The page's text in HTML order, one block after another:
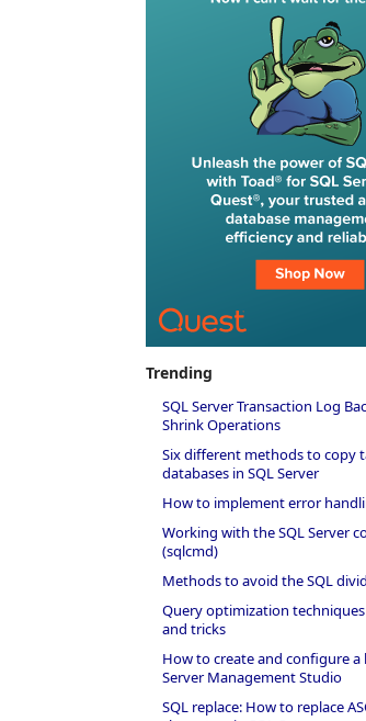
Trending
SQL Server Transaction Log
Shrink Operations
Six different methods to copy
databases in SQL Server
How to implement error
Working with the SQL Server
(sqlcmd)
Methods to avoid the SQL
Query optimization techniques
and tricks
How to create and configure a
Server Management Studio
SQL replace: How to replace